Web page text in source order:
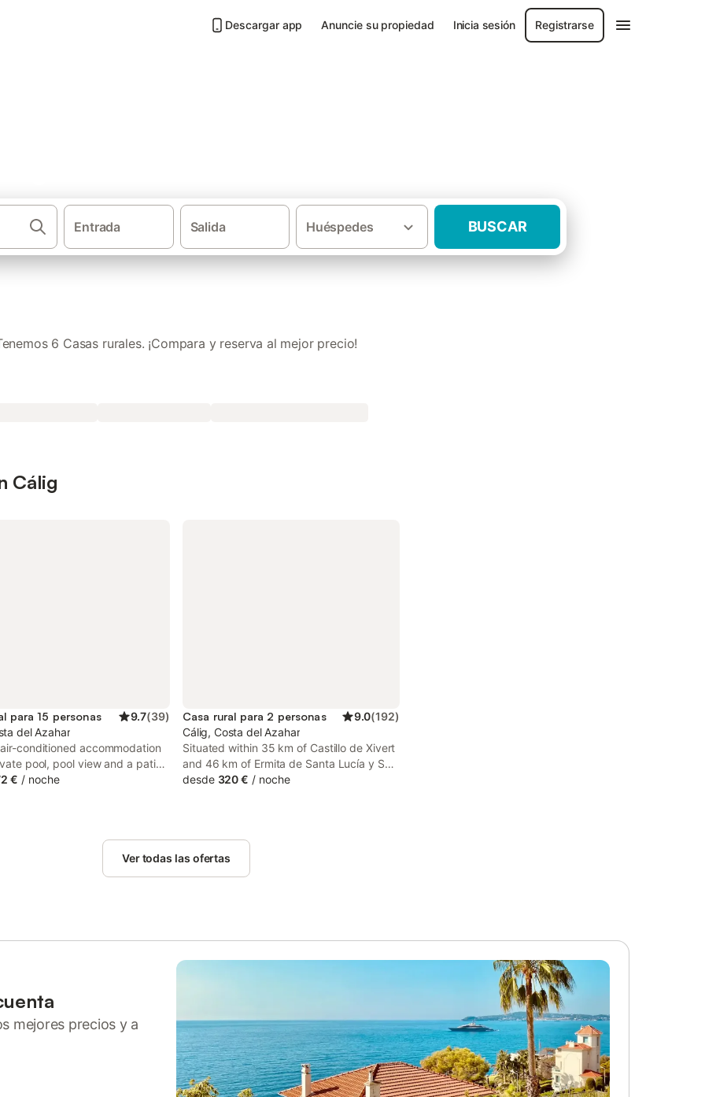
Descargar app Anuncie su propiedad Inicia sesión Registrarse
Entrada Salida Huéspedes BUSCAR
6 Casas rurales. ¡Compara y reserva al mejor precio!
Cálig
para 15 personas 9.7(39)
del Azahar
conditioned accommodation
pool, pool view and a patio,
Roja is situated in Cálig. This
€ / noche
Casa rural para 2 personas 9.0(192)
Cálig, Costa del Azahar
Situated within 35 km of Castillo de Xivert
and 46 km of Ermita de Santa Lucía y San
Benet, Noches de Calig features rooms
parking.
desde 320 € / noche
Ver todas las ofertas
mejores precios y a